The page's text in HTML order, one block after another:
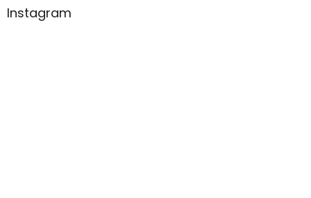
Instagram